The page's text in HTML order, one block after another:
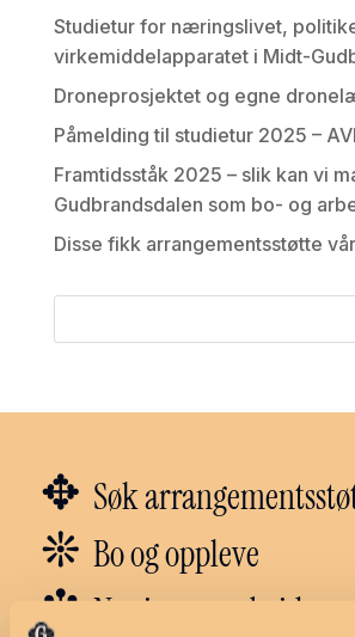
Studietur for næringslivet,
virkemiddelapparatet i Midt-
Droneprosjektet og egne
Påmelding til studietur 2025 –
Framtidsståk 2025 – slik kan vi
Gudbrandsdalen som bo- og
Disse fikk arrangementsstøtte
✥ Søk
❊ Bo og oppleve
❇︎ Næring og arbeid